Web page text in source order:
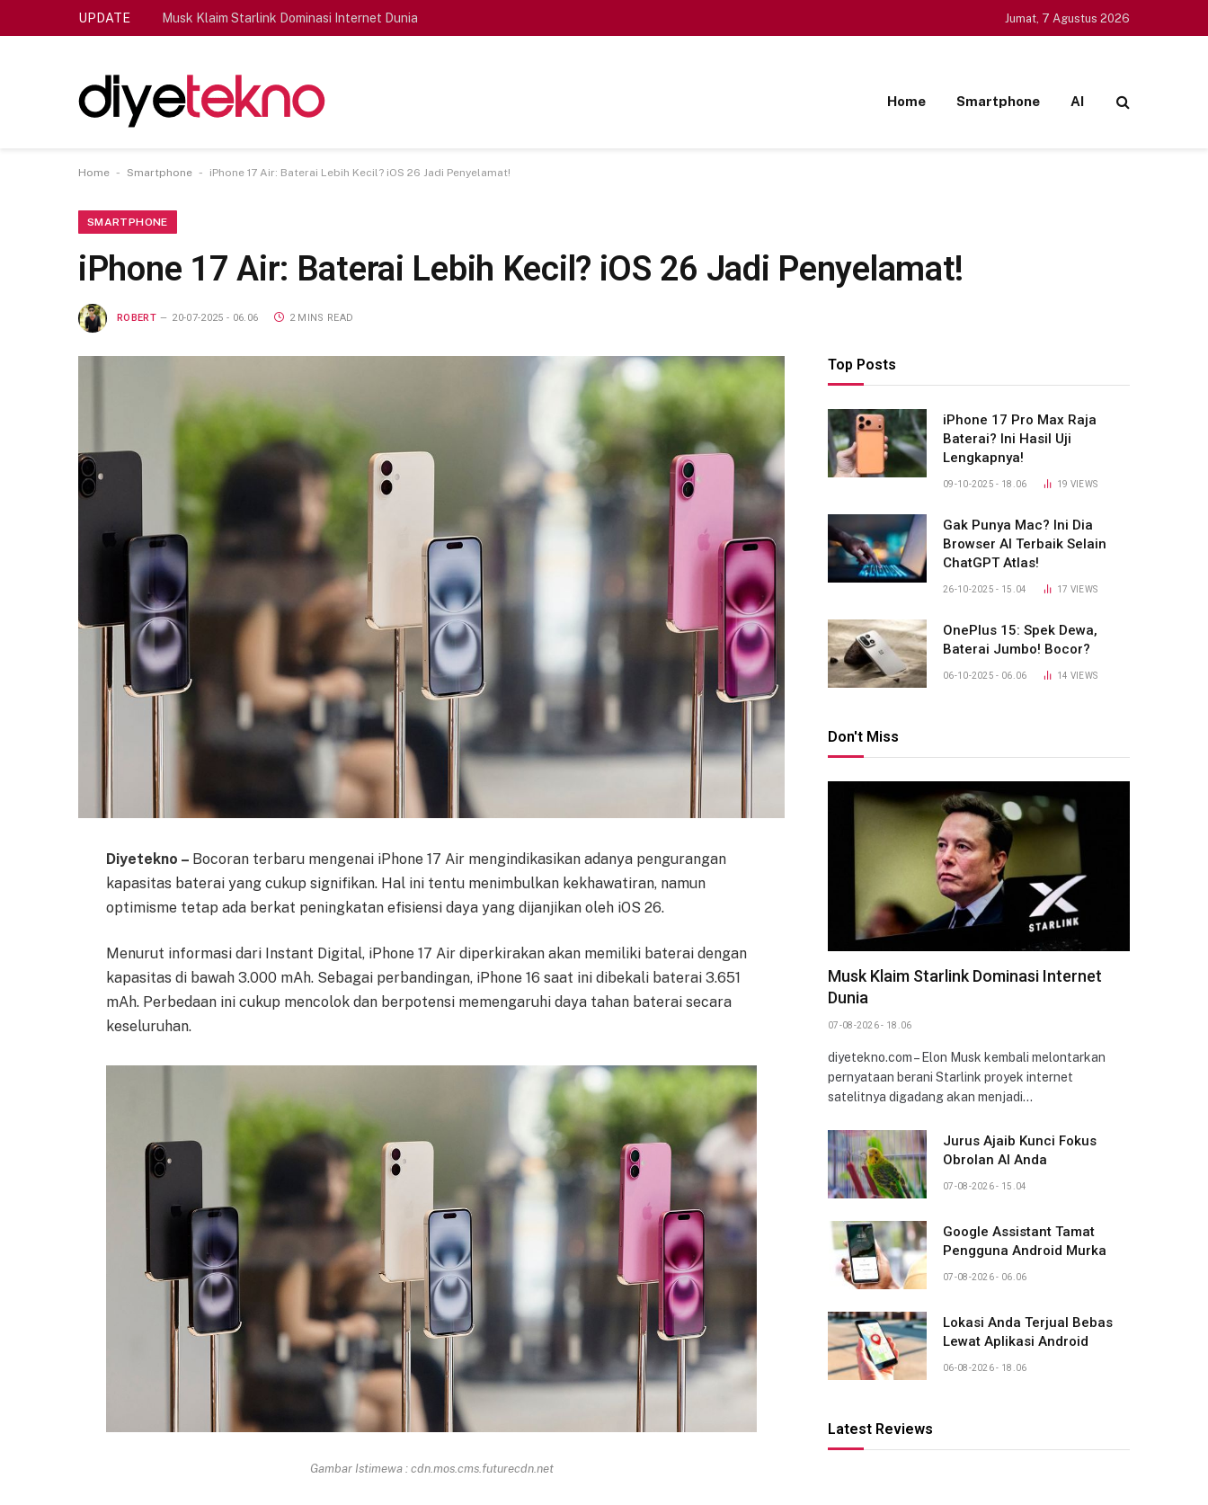
UPDATE Musk Klaim Starlink Dominasi Internet Dunia Jumat, 7 Agustus 2026
Home Smartphone AI
Home - Smartphone - iPhone 17 Air: Baterai Lebih Kecil? iOS 26 Jadi Penyelamat!
SMARTPHONE
iPhone 17 Air: Baterai Lebih Kecil? iOS 26 Jadi Penyelamat!
ROBERT 20-07-2025 - 06.06 2 MINS READ
Diyetekno – Bocoran terbaru mengenai iPhone 17 Air mengindikasikan adanya pengurangan
kapasitas baterai yang cukup signifikan. Hal ini tentu menimbulkan kekhawatiran, namun
optimisme tetap ada berkat peningkatan efisiensi daya yang dijanjikan oleh iOS 26.
Menurut informasi dari Instant Digital, iPhone 17 Air diperkirakan akan memiliki baterai dengan
kapasitas di bawah 3.000 mAh. Sebagai perbandingan, iPhone 16 saat ini dibekali baterai 3.651
mAh. Perbedaan ini cukup mencolok dan berpotensi memengaruhi daya tahan baterai secara
keseluruhan.
Gambar Istimewa : cdn.mos.cms.futurecdn.net
Top Posts
iPhone 17 Pro Max Raja
Baterai? Ini Hasil Uji
Lengkapnya!
09-10-2025 - 18.06 19 VIEWS
Gak Punya Mac? Ini Dia
Browser AI Terbaik Selain
ChatGPT Atlas!
26-10-2025 - 15.04 17 VIEWS
OnePlus 15: Spek Dewa,
Baterai Jumbo! Bocor?
06-10-2025 - 06.06 14 VIEWS
Don't Miss
Musk Klaim Starlink Dominasi Internet
Dunia
07-08-2026 - 18.06
diyetekno.com – Elon Musk kembali melontarkan
pernyataan berani Starlink proyek internet
satelitnya digadang akan menjadi…
Jurus Ajaib Kunci Fokus
Obrolan AI Anda
07-08-2026 - 15.04
Google Assistant Tamat
Pengguna Android Murka
07-08-2026 - 06.06
Lokasi Anda Terjual Bebas
Lewat Aplikasi Android
06-08-2026 - 18.06
Latest Reviews